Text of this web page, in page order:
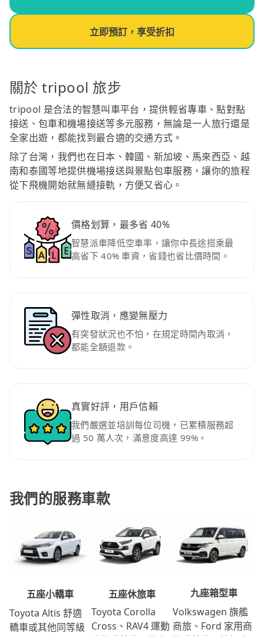
立即預訂，享受折扣
關於 tripool 旅步
tripool 是合法的智慧叫車平台，提供輕省專車、點對點
接送、包車和機場接送等多元服務，無論是一人旅行還是
全家出遊，都能找到最合適的交通方式。
除了台灣，我們也在日本、韓國、新加坡、馬來西亞、越
南和泰國等地提供機場接送與景點包車服務，讓你的旅程
從下飛機開始就無縫接軌，方便又省心。
價格划算，最多省 40%
智慧派車降低空車率，讓你中長途搭乘最
高省下 40% 車資，省錢也省比價時間。
彈性取消，應變無壓力
有突發狀況也不怕，在規定時間內取消，
都能全額退款。
真實好評，用戶信賴
我們嚴選並培訓每位司機，已累積服務超
過 50 萬人次，滿意度高達 99%。
我們的服務車款
五座小轎車
Toyota Altis 舒適
轎車或其他同等級
五座休旅車
Toyota Corolla
Cross、RAV4 運動
九座箱型車
Volkswagen 旗艦
商旅、Ford 家用商